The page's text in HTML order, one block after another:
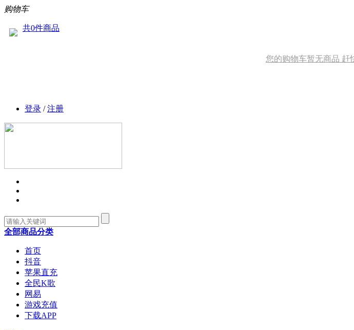
购物车
共0件商品
您的购物车暂无商品 赶
登录 /注册
全部商品分类
首页
抖音
苹果直充
全民K歌
网易
游戏充值
下载APP